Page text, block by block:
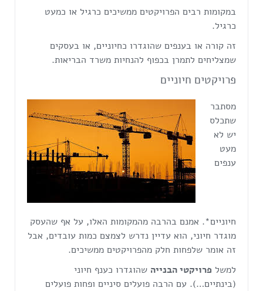
במקומות רבים הפרויקטים ממשיכים כרגיל או כמעט
כרגיל.
זה קורה או בענפים שהוגדרו כחיוניים, או בעסקים
שמצליחים לתמרן בכפוף להנחיות משרד הבריאות.
פרויקטים חיוניים
מסתבר
שתכלס
יש לא
מעט
ענפים
חיוניים*. אמנם בהרבה מהמקומות האלו, על אף שהעסק
מוגדר חיוני, הוא עדיין נדרש לצמצם כמות עובדים, אבל
זה אומר שלפחות חלק מהפרויקטים ממשיכים.
למשל פרויקטי הבנייה שהוגדרו כענף חיוני
(בינתיים…). עם הרבה פועלים סיניים ופחות פועלים